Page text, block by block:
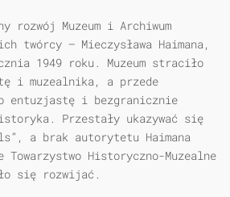
rozwój Muzeum i Archiwum
twórcy — Mieczysława Haimana,
1949 roku. Muzeum straciło
i muzealnika, a przede
entuzjastę i bezgranicznie
Przestały ukazywać się
a brak autorytetu Haimana
Historyczno-Muzealne
się rozwijać.